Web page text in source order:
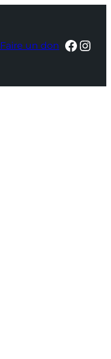
Faire un don